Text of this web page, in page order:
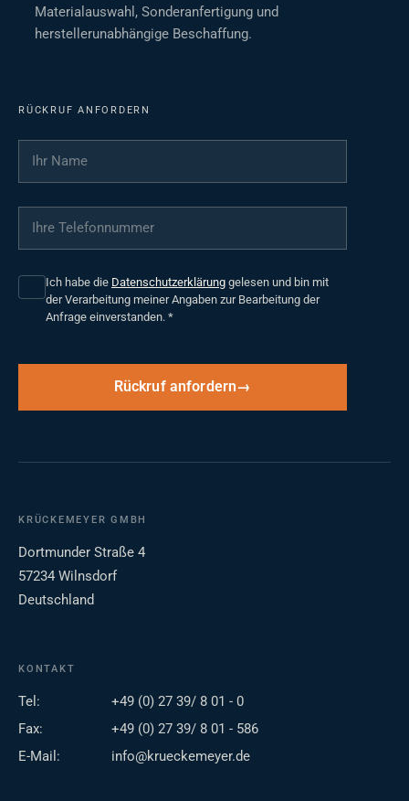
Materialauswahl, Sonderanfertigung und
herstellerunabhängige Beschaffung.
RÜCKRUF ANFORDERN
Ihr Name
Ihre Telefonnummer
Ich habe die Datenschutzerklärung gelesen und bin mit
der Verarbeitung meiner Angaben zur Bearbeitung der
Anfrage einverstanden. *
Rückruf anfordern
KRÜCKEMEYER GMBH
Dortmunder Straße 4
57234 Wilnsdorf
Deutschland
KONTAKT
Tel:
+49 (0) 27 39/ 8 01 - 0
Fax:
+49 (0) 27 39/ 8 01 - 586
E-Mail:
info@krueckemeyer.de